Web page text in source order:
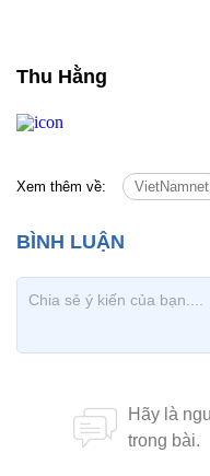
Thu Hằng
Xem thêm về: VietNamnet